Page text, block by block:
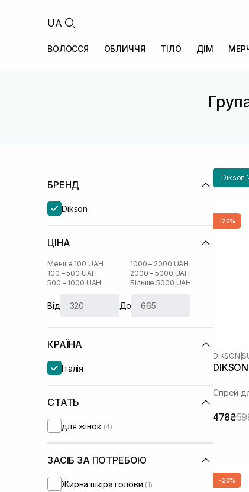
UA
ВОЛОССЯ ОБЛИЧЧЯ ТІЛО ДІМ
БРЕНД
Dikson
ЦІНА
Менше 100 UAH
100 – 500 UAH
500 – 1000 UAH
1000 – 2000 UAH
2000 – 5000 UAH
Більше 5000 UAH
Від До
КРАЇНА
Італія
СТАТЬ
для жінок (4)
ЗАСІБ ЗА ПОТРЕБОЮ
Жирна шкіра голови (1)
Dikson
-20%
DIKSON
Спрей
478₴
-20%